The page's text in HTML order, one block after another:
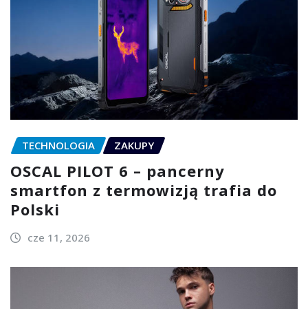
TECHNOLOGIA ZAKUPY
OSCAL PILOT 6 – pancerny
smartfon z termowizją trafia do
Polski
cze 11, 2026